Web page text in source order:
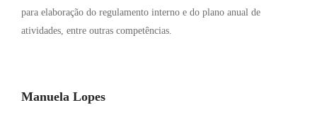
para elaboração do regulamento interno e do plano anual de
atividades, entre outras competências.
Manuela Lopes